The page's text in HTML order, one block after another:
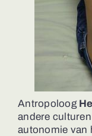
Antropoloog
andere
autonomie van